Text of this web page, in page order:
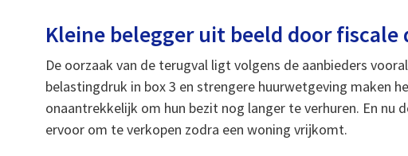
Kleine belegger uit beeld door
De oorzaak van de terugval ligt volgens de aanbieders
belastingdruk in box 3 en strengere huurwetgeving maken
onaantrekkelijk om hun bezit nog langer te verhuren. En nu
ervoor om te verkopen zodra een woning vrijkomt.